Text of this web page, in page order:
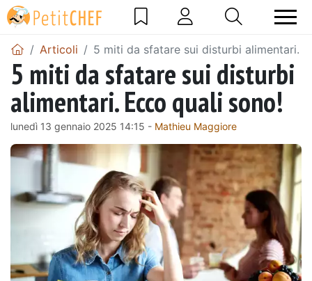
Articoli 5 miti da sfatare sui disturbi alimentari.
5 miti da sfatare sui disturbi
alimentari. Ecco quali sono!
lunedì 13 gennaio 2025 14:15 - Mathieu Maggiore